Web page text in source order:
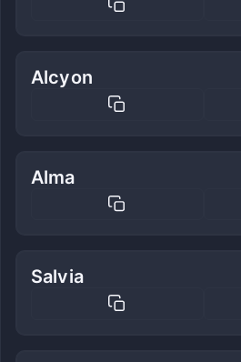
Alcyon
Alma
Salvia